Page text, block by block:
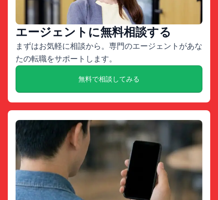
エージェントに無料相談する
まずはお気軽に相談から。専門のエージェントがあな
たの転職をサポートします。
無料で相談してみる